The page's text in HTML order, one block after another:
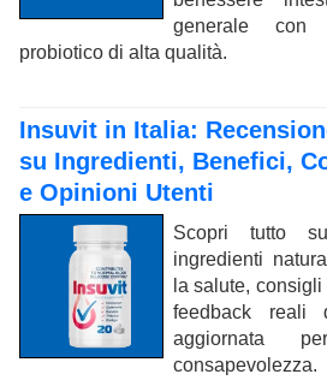
generale con
probiotico di alta qualità.
Insuvit in Italia:
su Ingredienti, Benefici,
e Opinioni Utenti
Scopri tutto
ingredienti
la salute,
feedback reali
aggiornata
consapevolezza.